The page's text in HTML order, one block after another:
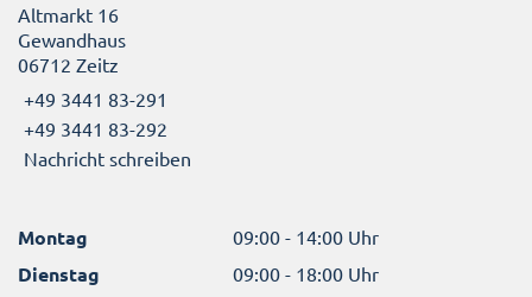
Altmarkt 16
Gewandhaus
06712 Zeitz
+49 3441 83-291
+49 3441 83-292
Nachricht schreiben
Montag 09:00 - 14:00 Uhr
Dienstag 09:00 - 18:00 Uhr